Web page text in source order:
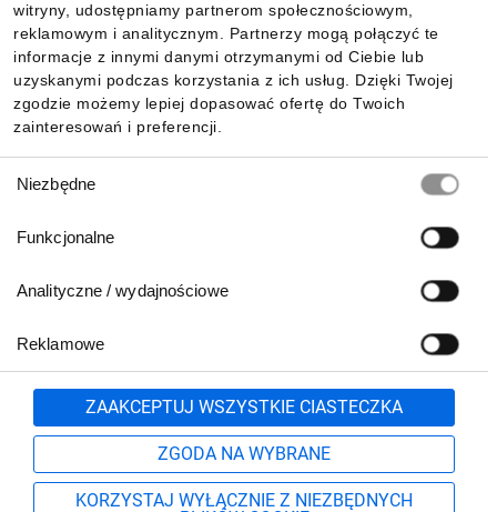
witryny, udostępniamy partnerom społecznościowym,
reklamowym i analitycznym. Partnerzy mogą połączyć te
informacje z innymi danymi otrzymanymi od Ciebie lub
uzyskanymi podczas korzystania z ich usług. Dzięki Twojej
zgodzie możemy lepiej dopasować ofertę do Twoich
zainteresowań i preferencji.
zgody
Niezbędne
Funkcjonalne
Analityczne / wydajnościowe
Reklamowe
ZAAKCEPTUJ WSZYSTKIE CIASTECZKA
ZGODA NA WYBRANE
KORZYSTAJ WYŁĄCZNIE Z NIEZBĘDNYCH
Pobierz naszą aplikację mobilną:
801 500 700 lub
71 37 61 600
Formularz kontaktowy